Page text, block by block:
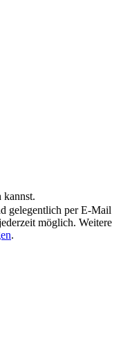
kannst.
gelegentlich per E-Mail
möglich. Weitere
.